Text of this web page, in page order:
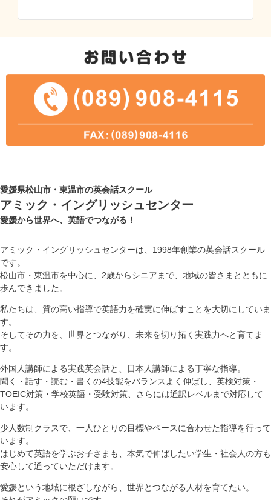
愛媛県松山市・東温市の英会話スクール
アミック・イングリッシュセンター
愛媛から世界へ、英語でつながる！
アミック・イングリッシュセンターは、1998年創業の英会話スクール
です。
松山市・東温市を中心に、2歳からシニアまで、地域の皆さまとともに
歩んできました。
私たちは、質の高い指導で英語力を確実に伸ばすことを大切にしていま
す。
そしてその力を、世界とつながり、未来を切り拓く実践力へと育てま
す。
外国人講師による実践英会話と、日本人講師による丁寧な指導。
聞く・話す・読む・書くの4技能をバランスよく伸ばし、英検対策・
TOEIC対策・学校英語・受験対策、さらには通訳レベルまで対応して
います。
少人数制クラスで、一人ひとりの目標やペースに合わせた指導を行って
います。
はじめて英語を学ぶお子さまも、本気で伸ばしたい学生・社会人の方も
安心して通っていただけます。
愛媛という地域に根ざしながら、世界とつながる人材を育てたい。